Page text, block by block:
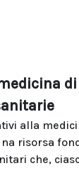
di
alla
risorsa
che,